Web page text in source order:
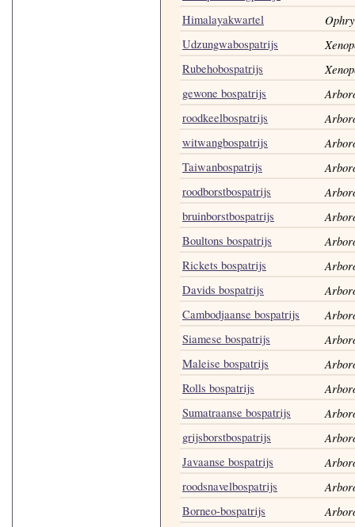
Himalayakwartel
Udzungwabospatrijs
Rubehobospatrijs
gewone bospatrijs
roodkeelbospatrijs
witwangbospatrijs
Taiwanbospatrijs
roodborstbospatrijs
bruinborstbospatrijs
Boultons bospatrijs
Rickets bospatrijs
Davids bospatrijs
Cambodjaanse bospatrijs
Siamese bospatrijs
Maleise bospatrijs
Rolls bospatrijs
Sumatraanse bospatrijs
grijsborstbospatrijs
Javaanse bospatrijs
roodsnavelbospatrijs
Borneo-bospatrijs